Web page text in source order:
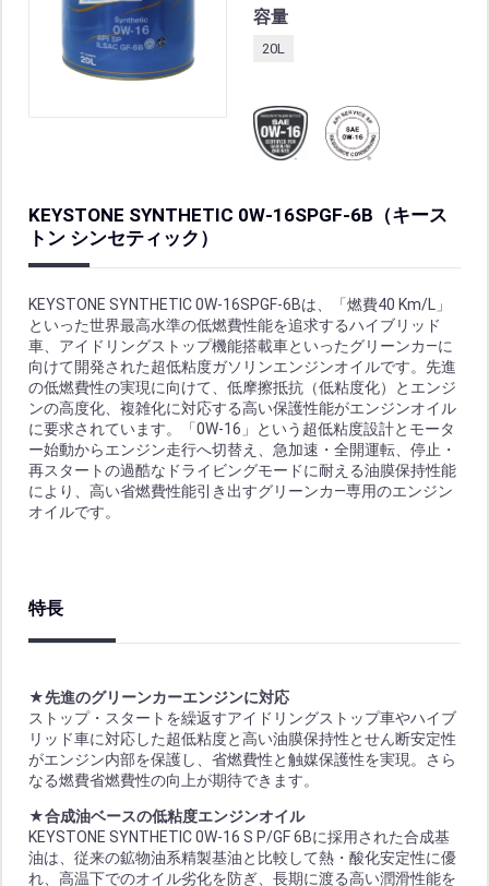
容量
20L
KEYSTONE SYNTHETIC 0W-16SPGF-6B（キース
トン シンセティック）
KEYSTONE SYNTHETIC 0W-16SPGF-6Bは、「燃費40 Km/L」
といった世界最高水準の低燃費性能を追求するハイブリッド
車、アイドリングストップ機能搭載車といったグリーンカ―に
向けて開発された超低粘度ガソリンエンジンオイルです。先進
の低燃費性の実現に向けて、低摩擦抵抗（低粘度化）とエンジ
ンの高度化、複雑化に対応する高い保護性能がエンジンオイル
に要求されています。「0W-16」という超低粘度設計とモータ
ー始動からエンジン走行へ切替え、急加速・全開運転、停止・
再スタートの過酷なドライビングモードに耐える油膜保持性能
により、高い省燃費性能引き出すグリーンカ―専用のエンジン
オイルです。
特長
★先進のグリーンカーエンジンに対応
ストップ・スタートを繰返すアイドリングストップ車やハイブ
リッド車に対応した超低粘度と高い油膜保持性とせん断安定性
がエンジン内部を保護し、省燃費性と触媒保護性を実現。さら
なる燃費省燃費性の向上が期待できます。
★合成油ベースの低粘度エンジンオイル
KEYSTONE SYNTHETIC 0W-16 S P/GF 6Bに採用された合成基
油は、従来の鉱物油系精製基油と比較して熱・酸化安定性に優
れ、高温下でのオイル劣化を防ぎ、長期に渡る高い潤滑性能を